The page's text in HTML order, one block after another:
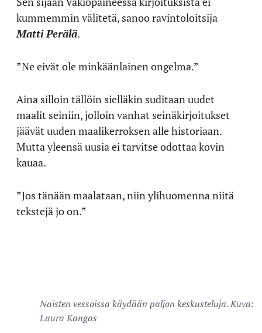
kummemmin välitetä, sanoo ravintoloitsija
Matti Perälä.
”Ne eivät ole minkäänlainen ongelma.”
Aina silloin tällöin sielläkin suditaan uudet
maalit seiniin, jolloin vanhat seinäkirjoitukset
jäävät uuden maalikerroksen alle historiaan.
Mutta yleensä uusia ei tarvitse odottaa kovin
kauaa.
”Jos tänään maalataan, niin ylihuomenna niitä
tekstejä jo on.”
Naisten vessoissa käydään paljon keskusteluja. Kuva:
Laura Kangas